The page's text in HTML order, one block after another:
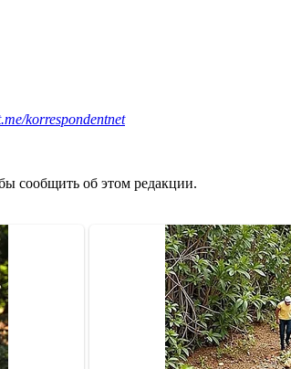
korrespondentnet
сообщить об этом редакции.